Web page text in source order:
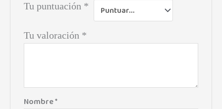
Tu puntuación *
Tu valoración *
Nombre*